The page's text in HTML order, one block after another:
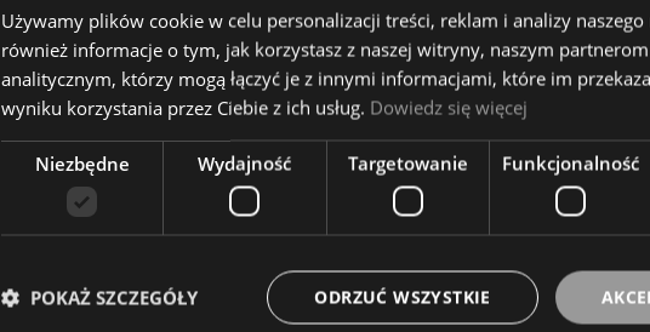
KG
Wysyłkowy:
W rezerwacji: 0
Używamy plików cookie w celu personalizacji treści, reklam i analizy
również informacje o tym, jak korzystasz z naszej witryny, naszym
analitycznym, którzy mogą łączyć je z innymi informacjami, które im
wyniku korzystania przez Ciebie z ich usług. Dowiedz się więcej
Niezbędne Wydajność Targetowanie Funkcjonalność
ODRZUĆ WSZYSTKIE
POKAŻ SZCZEGÓŁY